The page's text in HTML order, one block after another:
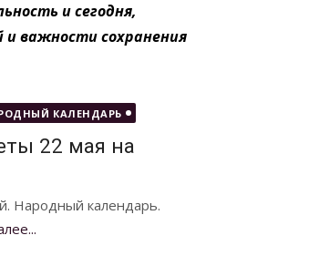
и сегодня,
и важности сохранения
КАЛЕНДАРЬ
22 мая на
Народный календарь.